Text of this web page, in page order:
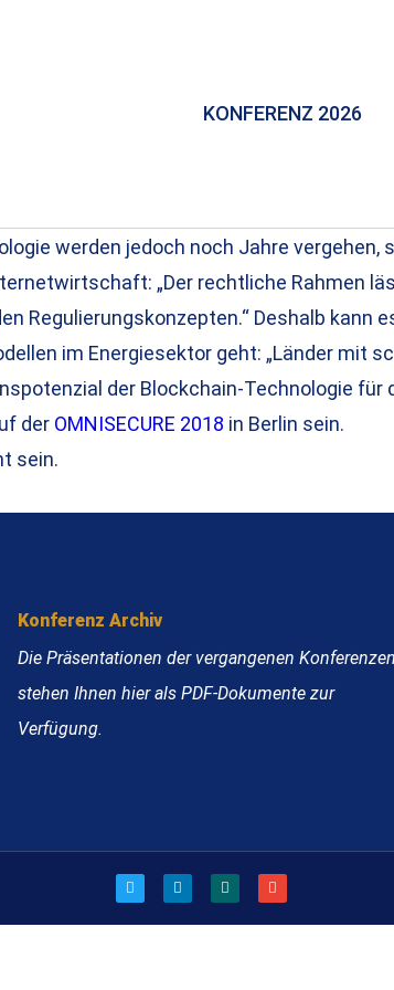
KONFERENZ 2026
werden jedoch noch Jahre
„Der rechtliche Rahmen
Deshalb kann
im Energiesektor geht: „Länder mit
der Blockchain-Technologie
der OMNISECURE 2018 in Berlin sein.
sein.
Konferenz Archiv
Die Präsentationen der vergangenen Konferenzen
stehen Ihnen hier als PDF-Dokumente zur
Verfügung.